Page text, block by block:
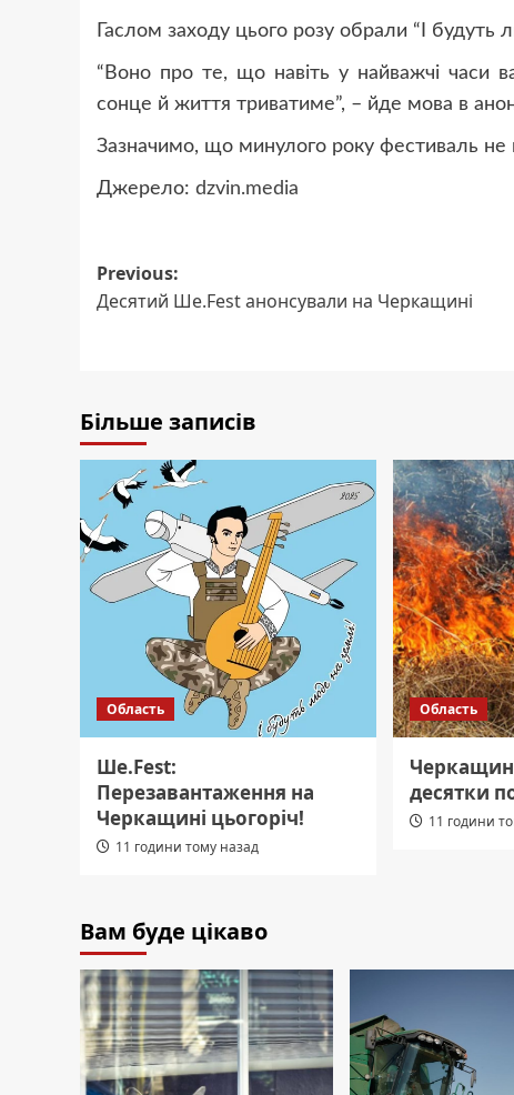
Гаслом заходу цього розу обрали “І будуть
“Воно про те, що навіть у найважчі часи
сонце й життя триватиме”, – йде мова в
Зазначимо, що минулого року фестиваль не
Джерело: dzvin.media
Post
navigation
Previous:
Десятий Ше.Fest анонсували на Черкащині
Більше записів
Область
Ше.Fest:
Перезавантаження на
Черкащині цьогоріч!
11 години тому назад
Область
десятки
11 години
Вам буде цікаво